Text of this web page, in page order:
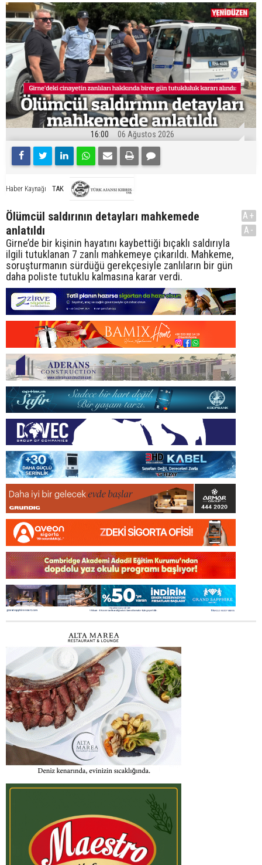
16:00 06 Ağustos 2026
Haber Kaynağı TAK
Ölümcül saldırının detayları mahkemede
anlatıldı
Girne’de bir kişinin hayatını kaybettiği bıçaklı saldırıyla
ilgili tutuklanan 7 zanlı mahkemeye çıkarıldı. Mahkeme,
soruşturmanın sürdüğü gerekçesiyle zanlıların bir gün
daha poliste tutuklu kalmasına karar verdi.
A+
A-